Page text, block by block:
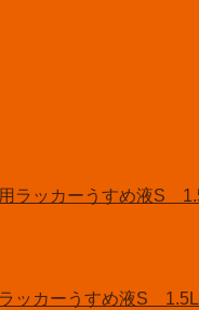
ッカーうすめ液S 1.5L